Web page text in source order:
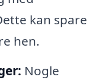
kan spare
hen.
Nogle